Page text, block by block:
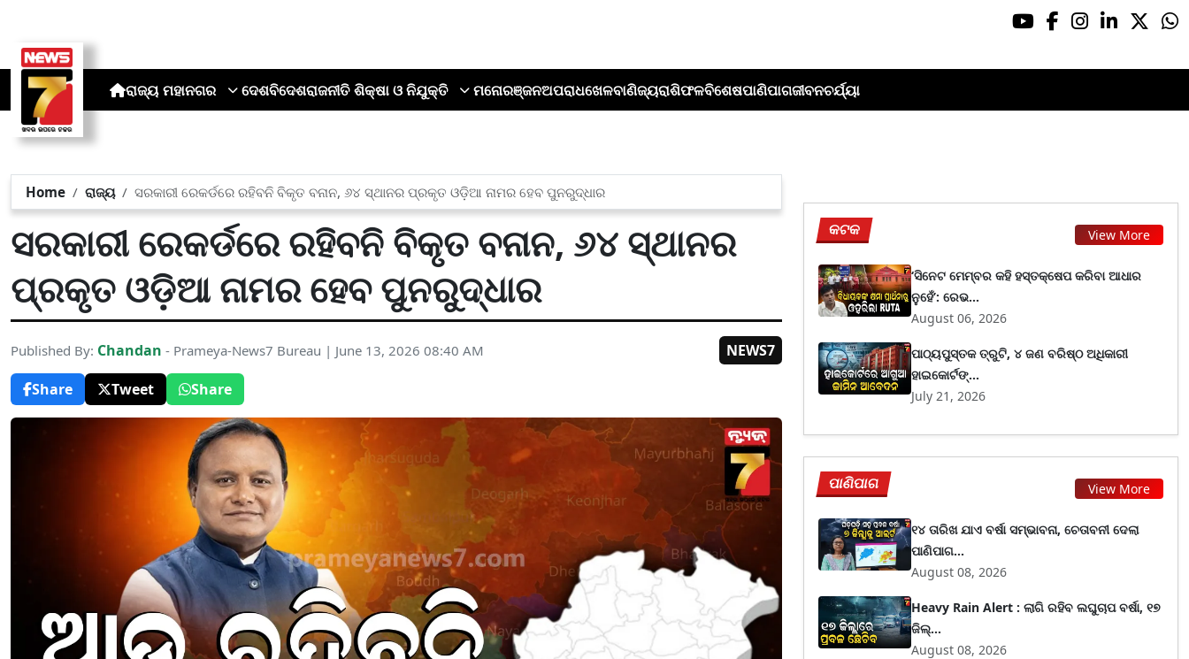
ରାଜ୍ୟ ମହାନଗର ଦେଶବିଦେଶରାଜନୀତି ଶିକ୍ଷା ଓ ନିଯୁକ୍ତି ମନୋରଞ୍ଜନଅପରାଧଖେଳବାଣିଜ୍ୟରାଶିଫଳବିଶେଷପାଣିପାଗଜୀବନଚର୍ଯ୍ୟା
Home ରାଜ୍ୟ ସରକାରୀ ରେକର୍ଡରେ ରହିବନି ବିକୃତ ବନାନ, ୬୪ ସ୍ଥାନର ପ୍ରକୃତ ଓଡ଼ିଆ ନାମର ହେବ ପୁନରୁଦ୍ଧାର
ସରକାରୀ ରେକର୍ଡରେ ରହିବନି ବିକୃତ ବନାନ, ୬୪ ସ୍ଥାନର
ପ୍ରକୃତ ଓଡ଼ିଆ ନାମର ହେବ ପୁନରୁଦ୍ଧାର
Published By: Chandan - Prameya-News7 Bureau | June 13, 2026 08:40 AM
NEWS7
Share
Tweet Share
କଟକ View More
‘ସିନେଟ ମେମ୍ବର କହି ହସ୍ତକ୍ଷେପ କରିବା ଆଧାର
ନୁହେଁ’: ରେଭ...
August 06, 2026
ପାଠ୍ୟପୁସ୍ତକ ତ୍ରୁଟି, ୪ ଜଣ ବରିଷ୍ଠ ଅଧିକାରୀ
ହାଇକୋର୍ଟଙ୍...
July 21, 2026
ପାଣିପାଗ View More
୧୪ ତାରିଖ ଯାଏ ବର୍ଷା ସମ୍ଭାବନା, ଚେତାବନୀ ଦେଲା
ପାଣିପାଗ...
August 08, 2026
Heavy Rain Alert : ଲାଗି ରହିବ ଲଘୁଚାପ ବର୍ଷା, ୧୭
ଜିଲ୍...
August 08, 2026